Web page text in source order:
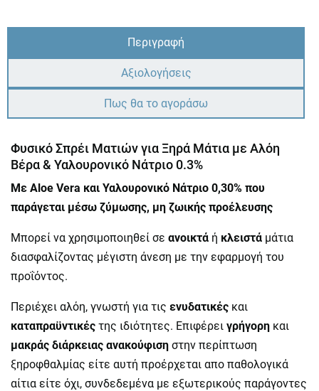
Περιγραφή
Αξιολογήσεις
Πως θα το αγοράσω
Φυσικό Σπρέι Ματιών για Ξηρά Μάτια με Αλόη
Βέρα & Υαλουρονικό Νάτριο 0.3%
Με Aloe Vera και Υαλουρονικό Νάτριο 0,30% που
παράγεται μέσω ζύμωσης, μη ζωικής προέλευσης
Μπορεί να χρησιμοποιηθεί σε ανοικτά ή κλειστά μάτια
διασφαλίζοντας μέγιστη άνεση με την εφαρμογή του
προΐόντος.
Περιέχει αλόη, γνωστή για τις ενυδατικές και
καταπραϋντικές της ιδιότητες. Επιφέρει γρήγορη και
μακράς διάρκειας ανακούφιση στην περίπτωση
ξηροφθαλμίας είτε αυτή προέρχεται απο παθολογικά
αίτια είτε όχι, συνδεδεμένα με εξωτερικούς παράγοντες